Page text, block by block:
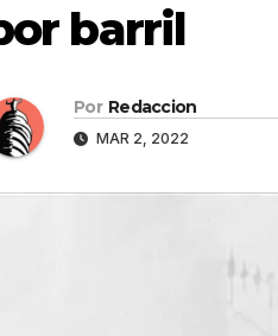
barril
Por Redaccion
MAR 2, 2022